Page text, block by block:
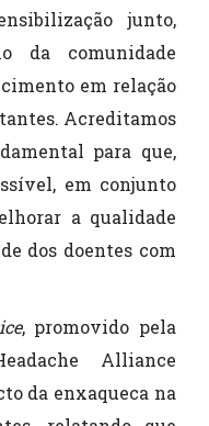
junto,
da comunidade
em relação
Acreditamos
para que,
em conjunto
a qualidade
dos doentes com
, promovido pela
Alliance
da enxaqueca na